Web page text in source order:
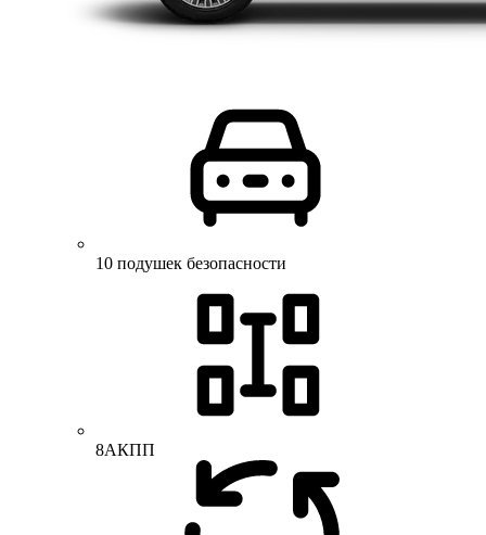
10 подушек безопасности
8АКПП